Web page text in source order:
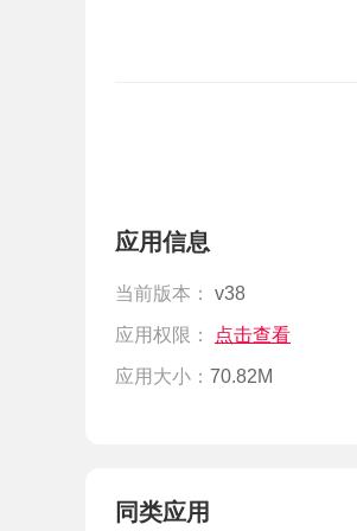
应用信息
当前版本： v38
应用权限： 点击查看
应用大小： 70.82M
同类应用